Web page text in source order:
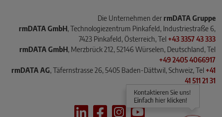
Die Unternehmen der rmDATA Gruppe
rmDATA GmbH, Technologiezentrum Pinkafeld, Industriestraße 6,
7423 Pinkafeld, Österreich, Tel +43 3357 43 333
rmDATA GmbH, Merzbrück 212, 52146 Würselen, Deutschland, Tel
+49 2405 4066917
rmDATA AG, Täfernstrasse 26, 5405 Baden-Dättwil, Schweiz, Tel +41
41 511 21 31